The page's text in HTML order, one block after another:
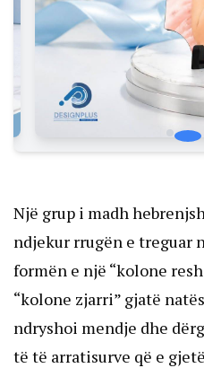
Një grup i madh
ndjekur rrugën e treguar
formën e një “kolone
“kolone zjarri” gjatë
ndryshoi mendje dhe
të të arratisurve që e